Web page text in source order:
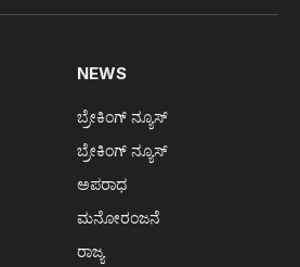
NEWS
ಬ್ರೇಕಿಂಗ್ ನ್ಯೂಸ್
ಬ್ರೇಕಿಂಗ್ ನ್ಯೂಸ್
ಅಪರಾಧ
ಮನೋರಂಜನೆ
ರಾಜ್ಯ